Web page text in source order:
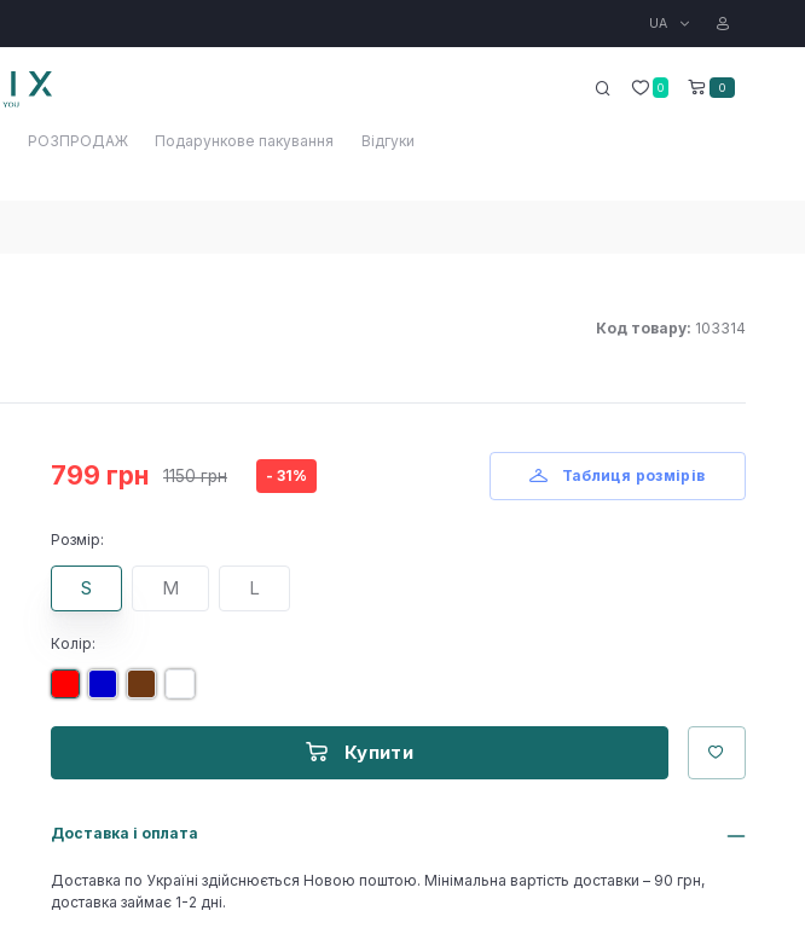
UA
0 0
РОЗПРОДАЖ Подарункове пакування Відгуки
Код товару: 103314
799 грн 1150 грн - 31% Таблиця розмірів
Розмір:
S M L
Колір:
Купити
Доставка і оплата
Доставка по Україні здійснюється Новою поштою. Мінімальна вартість доставки – 90 грн,
доставка займає 1-2 дні.